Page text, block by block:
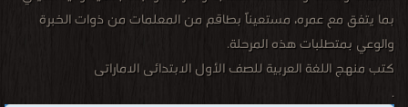
بما يتفق مع عمره، مستعيناً بطاقم من المعلمات من ذوات الخبرة
والوعي بمتطلبات هذه المرحلة.
كتب منهج اللغة العربية للصف الأول الابتدائى الاماراتى
.